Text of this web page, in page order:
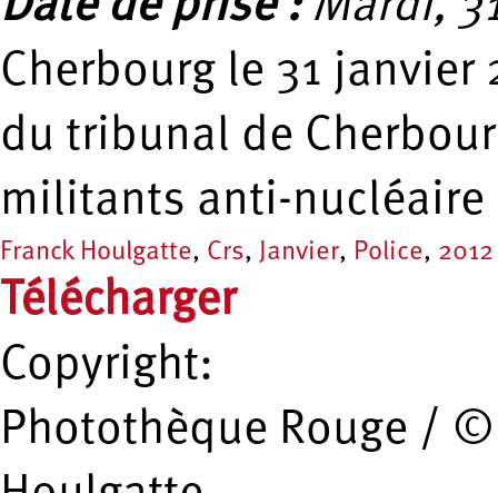
Cherbourg le 31 janvier
du tribunal de
militants anti-
Franck Houlgatte, Crs, Janvier, Police, 2012
Télécharger
Copyright:
Photothèque Rouge /